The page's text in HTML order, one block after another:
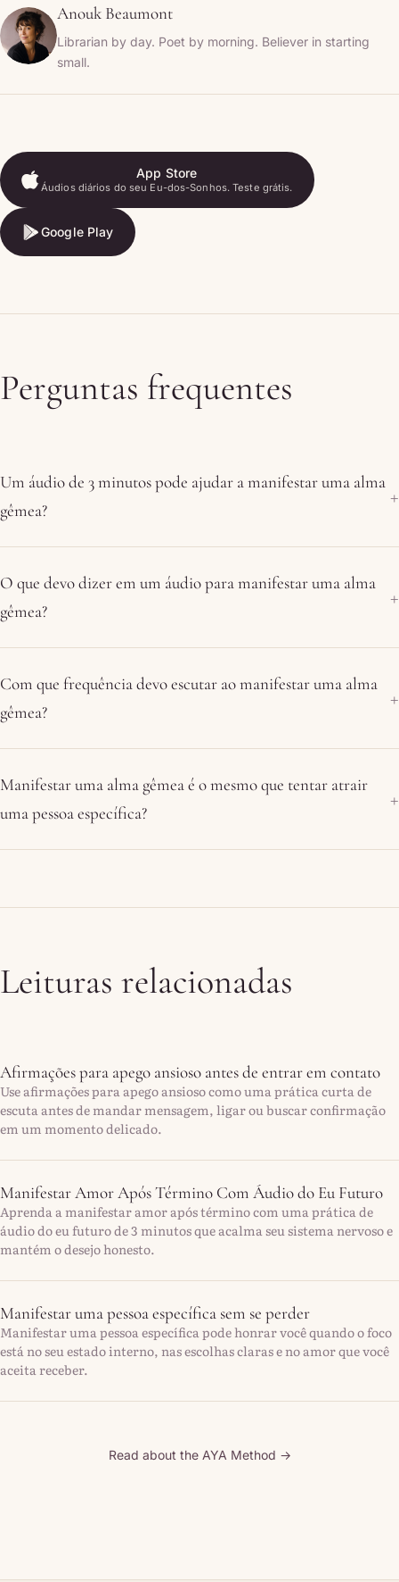
Anouk Beaumont
Librarian by day. Poet by morning. Believer in starting
small.
App Store
Áudios diários do seu Eu-dos-Sonhos. Teste grátis.
App Store
Google Play
Google Play
Perguntas frequentes
Um áudio de 3 minutos pode ajudar a manifestar uma alma
gêmea?
O que devo dizer em um áudio para manifestar uma alma
gêmea?
Com que frequência devo escutar ao manifestar uma alma
gêmea?
Manifestar uma alma gêmea é o mesmo que tentar atrair
uma pessoa específica?
Leituras relacionadas
Afirmações para apego ansioso antes de entrar em contato
Use afirmações para apego ansioso como uma prática curta de
escuta antes de mandar mensagem, ligar ou buscar confirmação
em um momento delicado.
Manifestar Amor Após Término Com Áudio do Eu Futuro
Aprenda a manifestar amor após término com uma prática de
áudio do eu futuro de 3 minutos que acalma seu sistema nervoso e
mantém o desejo honesto.
Manifestar uma pessoa específica sem se perder
Manifestar uma pessoa específica pode honrar você quando o foco
está no seu estado interno, nas escolhas claras e no amor que você
aceita receber.
Read about the AYA Method →